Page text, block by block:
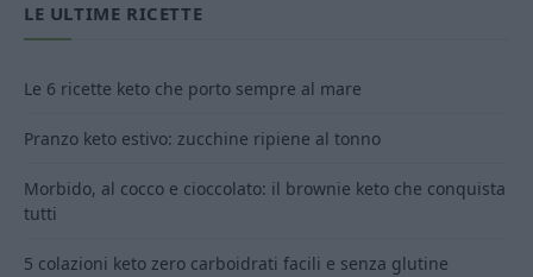
LE ULTIME RICETTE
Le 6 ricette keto che porto sempre al mare
Pranzo keto estivo: zucchine ripiene al tonno
Morbido, al cocco e cioccolato: il brownie keto che conquista
tutti
5 colazioni keto zero carboidrati facili e senza glutine